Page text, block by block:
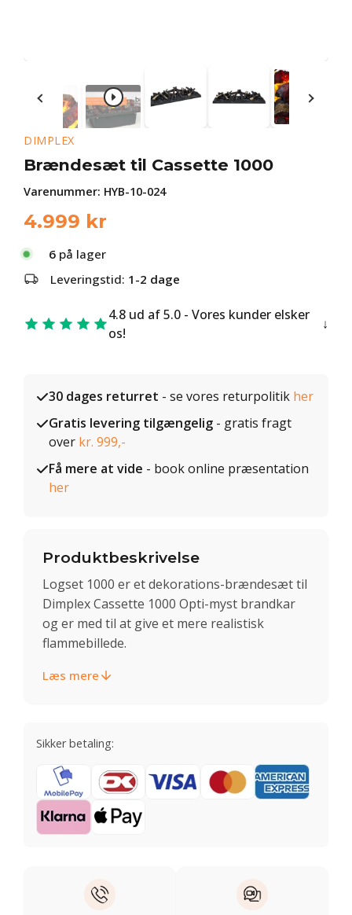
DIMPLEX
Brændesæt til Cassette 1000
Varenummer: HYB-10-024
4.999 kr
6 på lager
Leveringstid: 1-2 dage
4.8 ud af 5.0 - Vores kunder elsker
os!
30 dages returret - se vores returpolitik her
Gratis levering tilgængelig - gratis fragt
over kr. 999,-
Få mere at vide - book online præsentation
her
Produktbeskrivelse
Logset 1000 er et dekorations-brændesæt til
Dimplex Cassette 1000 Opti-myst brandkar
og er med til at give et mere realistisk
flammebillede.
Læs mere
Sikker betaling: